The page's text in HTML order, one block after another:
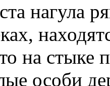
нагула
на
особи